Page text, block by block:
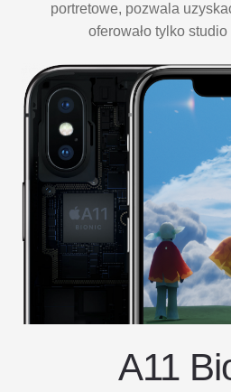
portretowe, pozwala
oferowało tylko
A11